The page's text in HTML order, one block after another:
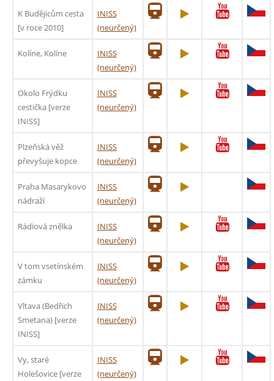
K Budějicům cesta
[v roce 2010]
INISS
(neurčený)
Kolíne, Kolíne
INISS
(neurčený)
Okolo Frýdku
cestička [verze
INISS]
INISS
(neurčený)
Plzeňská věž
převyšuje kopce
INISS
(neurčený)
Praha Masarykovo
nádraží
INISS
(neurčený)
Rádiová znělka
INISS
(neurčený)
V tom vsetínském
zámku
INISS
(neurčený)
Vltava (Bedřich
Smetana) [verze
INISS]
INISS
(neurčený)
Vy, staré
Holešovice [verze
INISS
(neurčený)